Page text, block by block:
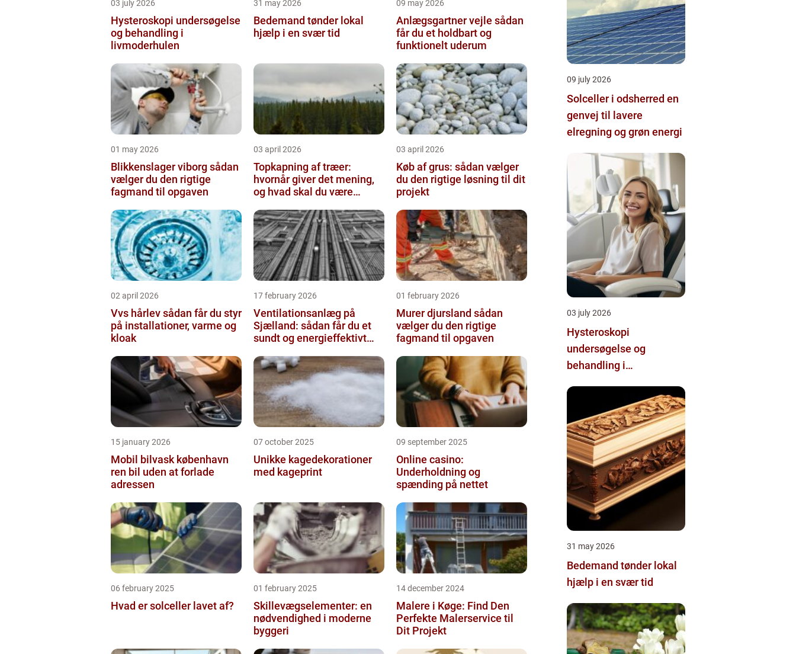
03 july 2026
Hysteroskopi undersøgelse
og behandling i
livmoderhulen
31 may 2026
Bedemand tønder lokal
hjælp i en svær tid
09 may 2026
Anlægsgartner vejle sådan
får du et holdbart og
funktionelt uderum
01 may 2026
Blikkenslager viborg sådan
vælger du den rigtige
fagmand til opgaven
03 april 2026
Topkapning af træer:
hvornår giver det mening,
og hvad skal du være
03 april 2026
Køb af grus: sådan vælger
du den rigtige løsning til dit
projekt
02 april 2026
Vvs hårlev sådan får du styr
på installationer, varme og
kloak
17 february 2026
Ventilationsanlæg på
Sjælland: sådan får du et
sundt og energieffektivt
01 february 2026
Murer djursland sådan
vælger du den rigtige
fagmand til opgaven
15 january 2026
Mobil bilvask københavn
ren bil uden at forlade
adressen
07 october 2025
Unikke kagedekorationer
med kageprint
09 september 2025
Online casino:
Underholdning og
spænding på nettet
06 february 2025
Hvad er solceller lavet af?
01 february 2025
Skillevægselementer: en
nødvendighed i moderne
byggeri
14 december 2024
Malere i Køge: Find Den
Perfekte Malerservice til
Dit Projekt
09 july 2026
Solceller i odsherred en
genvej til lavere
elregning og grøn energi
03 july 2026
Hysteroskopi
undersøgelse og
behandling i
31 may 2026
Bedemand tønder lokal
hjælp i en svær tid